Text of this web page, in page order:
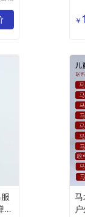
司
￥
时
马